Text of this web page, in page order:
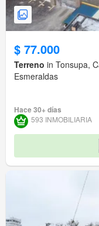
$ 77.000
Terreno in Tonsupa,
Esmeraldas
Hace 30+ días
593 INMOBILIARIA